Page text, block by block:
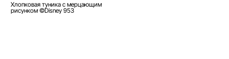
Хлопковая туника с мерцающим
рисунком ©Disney 953